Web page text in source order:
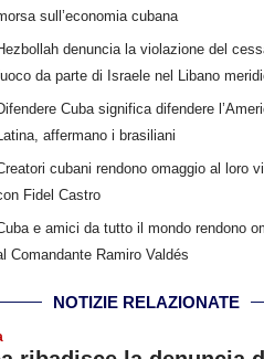
sull’economia cubana
denuncia la violazione del
da parte di Israele nel Libano
Cuba significa difendere
affermano i brasiliani
cubani rendono omaggio al loro
Fidel Castro
e amici da tutto il mondo rendono
Comandante Ramiro Valdés
NOTIZIE RELAZIONATE